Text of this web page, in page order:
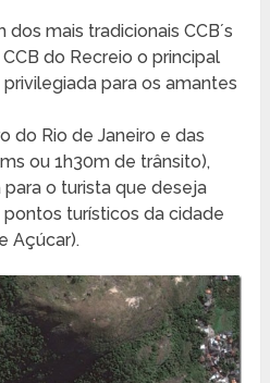
dos mais tradicionais CCB´s
do Recreio o principal
para os amantes
do Rio de Janeiro e das
ou 1h30m de trânsito),
o turista que deseja
turísticos da cidade
Açúcar).